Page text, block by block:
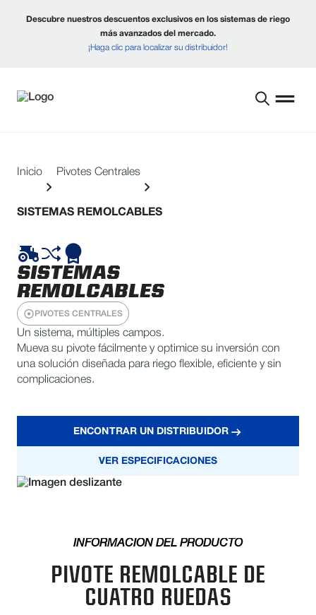
Descubre nuestros descuentos exclusivos en los sistemas de riego
más avanzados del mercado.
¡Haga clic para localizar su distribuidor!
Inicio Pivotes Centrales
SISTEMAS REMOLCABLES
SISTEMAS
REMOLCABLES
PIVOTES CENTRALES
Un sistema, múltiples campos.
Mueva su pivote fácilmente y optimice su inversión con
una solución diseñada para riego flexible, eficiente y sin
complicaciones.
ENCONTRAR UN DISTRIBUIDOR
VER ESPECIFICACIONES
INFORMACIÓN DEL PRODUCTO
PIVOTE REMOLCABLE DE
CUATRO RUEDAS